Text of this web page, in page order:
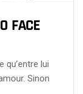
FACE
qu’entre lui
Sinon